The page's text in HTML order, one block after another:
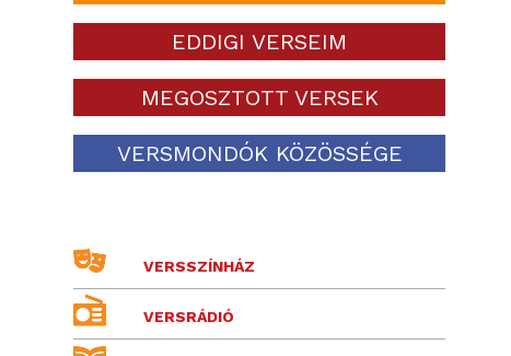
EDDIGI VERSEIM
MEGOSZTOTT VERSEK
VERSMONDÓK KÖZÖSSÉGE
VERSSZÍNHÁZ
VERSRÁDIÓ